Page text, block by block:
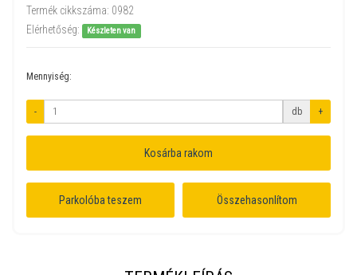
Termék cikkszáma: 0982
Elérhetőség:
Készleten van
Mennyiség:
- db +
Kosárba rakom
Parkolóba teszem Összehasonlítom